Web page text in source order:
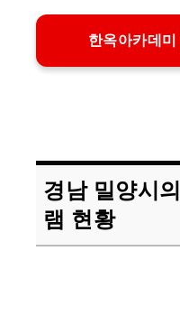
한옥아카데
경남 밀양시
램 현황